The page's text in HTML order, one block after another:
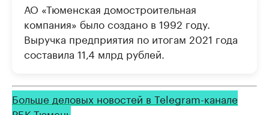
АО «Тюменская домостроительная
компания» было создано в 1992 году.
Выручка предприятия по итогам 2021 года
составила 11,4 млрд рублей.
Больше деловых новостей в Telegram-канале